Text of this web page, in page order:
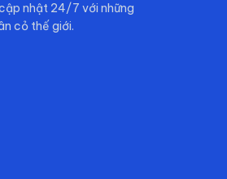
nhật 24/7 với những
cỏ thế giới.